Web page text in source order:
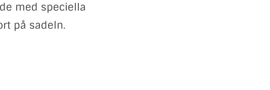
med speciella
på sadeln.